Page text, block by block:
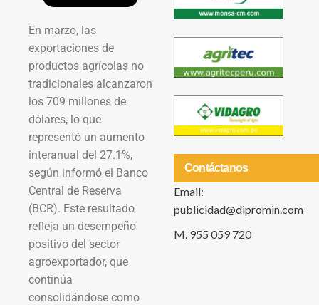
En marzo, las
exportaciones de
productos agrícolas no
tradicionales alcanzaron
los 709 millones de
dólares, lo que
representó un aumento
interanual del 27.1%,
según informó el Banco
Central de Reserva
(BCR). Este resultado
refleja un desempeño
positivo del sector
agroexportador, que
continúa
consolidándose como
Contáctanos
Email:
publicidad@dipromin.com
M. 955 059 720